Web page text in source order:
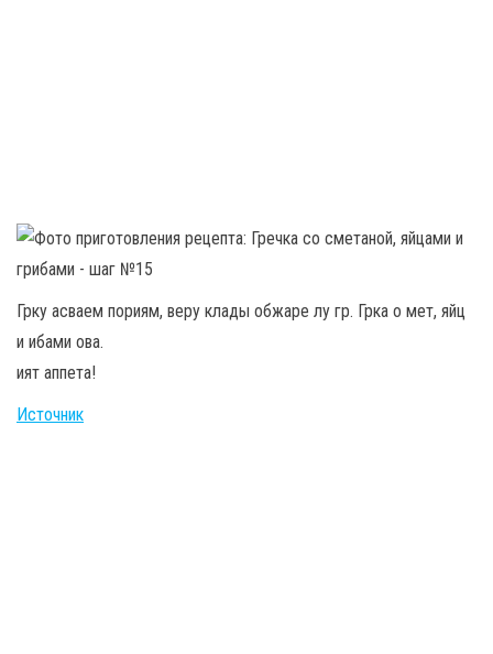
Грку асваем пориям, веру клады обжаре лу гр. Грка о мет, яйц
и ибами ова.
ият аппета!
Источник